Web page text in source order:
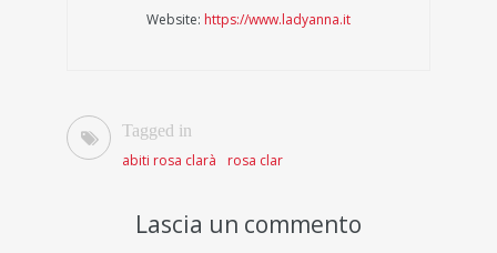
Website: https://www.ladyanna.it
Tagged in
abiti rosa clarà
rosa clar
Lascia un commento